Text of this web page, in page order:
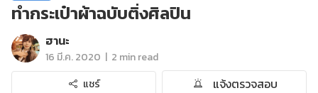
ทำกระเป๋าผ้าฉบับติ่งศิลปิน
ฮานะ
16 มี.ค. 2020 | 2 min read
แชร์
แจ้งตรวจสอบ